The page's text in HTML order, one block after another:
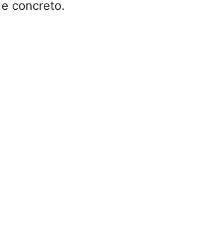
concreto.